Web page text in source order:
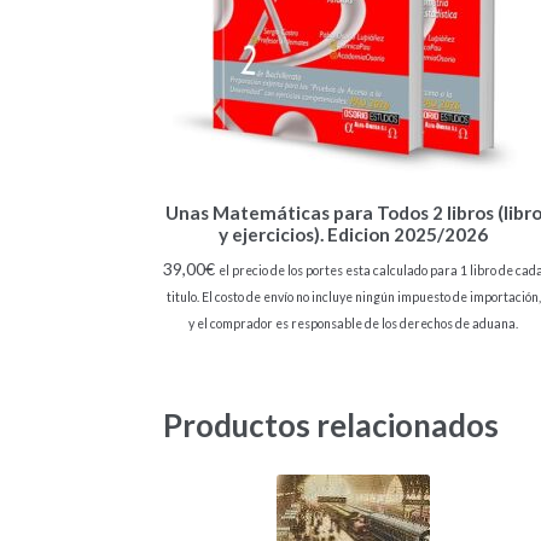
Unas Matemáticas para Todos 2 libros (libro
y ejercicios). Edicion 2025/2026
39,00€ el precio de los portes esta calculado para 1 libro de
titulo. El costo de envío no incluye ningún impuesto de importación,
y el comprador es responsable de los derechos de aduana.
Productos relacionados